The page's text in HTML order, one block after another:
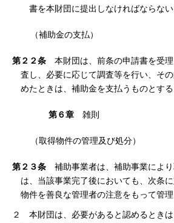
書を本財団に提出しなければならない
（補助金の支払）
第２２条 本財団は、前条の申請書を受
査し、必要に応じて調査等を行い、そ
めたときは、補助金を支払うものとする
第６章 雑則
（取得物件の管理及び処分）
第２３条 補助事業者は、補助事業によ
は、当該事業完了後においても、次条
物件を善良な管理者の注意をもって管理
２ 本財団は、必要があると認めるとき